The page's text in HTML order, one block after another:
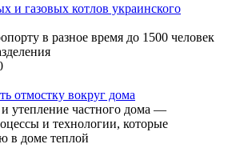
и газовых котлов украинского
в разное время до 1500 человек
отмостку вокруг дома
утепление частного дома —
и технологии, которые
в доме теплой